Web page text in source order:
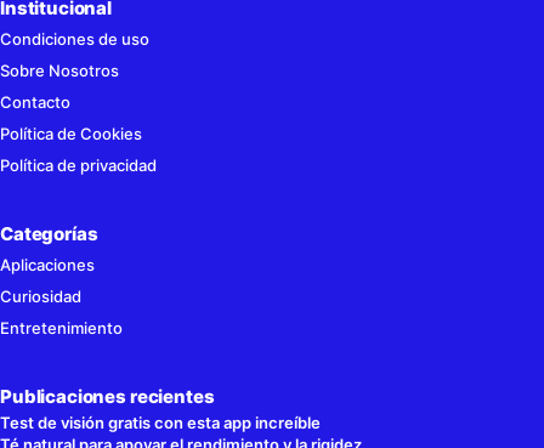
Institucional
Condiciones de uso
Sobre Nosotros
Contacto
Política de Cookies
Política de privacidad
Categorías
Aplicaciones
Curiosidad
Entretenimiento
Publicaciones recientes
Test de visión gratis con esta app increíble
Té natural para apoyar el rendimiento y la rigidez